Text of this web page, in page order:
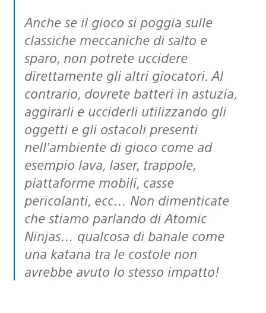
Anche se il gioco si poggia sulle
classiche meccaniche di salto e
sparo, non potrete uccidere
direttamente gli altri giocatori. Al
contrario, dovrete batteri in astuzia,
aggirarli e ucciderli utilizzando gli
oggetti e gli ostacoli presenti
nell’ambiente di gioco come ad
esempio lava, laser, trappole,
piattaforme mobili, casse
pericolanti, ecc… Non dimenticate
che stiamo parlando di Atomic
Ninjas… qualcosa di banale come
una katana tra le costole non
avrebbe avuto lo stesso impatto!